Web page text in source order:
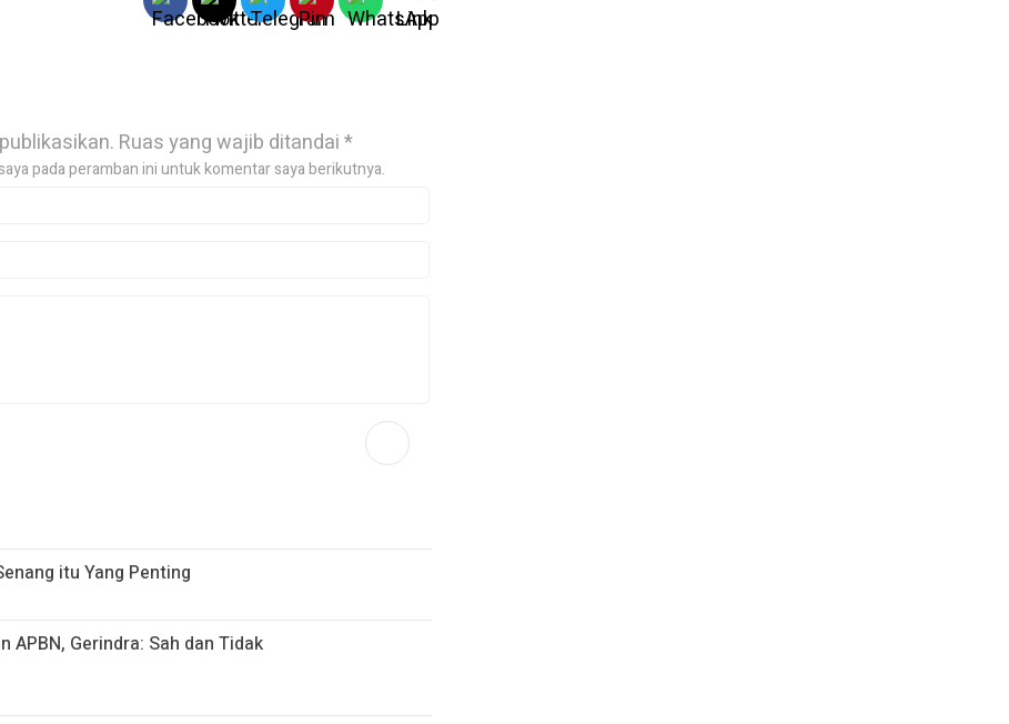
Ruas yang wajib ditandai*
pada peramban ini untuk komentar saya berikutnya.
itu Yang Penting
APBN, Gerindra: Sah dan Tidak